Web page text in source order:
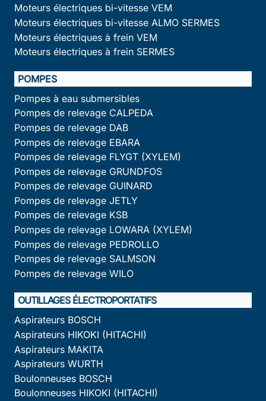
Moteurs électriques bi-vitesse VEM
Moteurs électriques bi-vitesse ALMO SERMES
Moteurs électriques à frein VEM
Moteurs électriques à frein SERMES
POMPES
Pompes à eau submersibles
Pompes de relevage CALPEDA
Pompes de relevage DAB
Pompes de relevage EBARA
Pompes de relevage FLYGT (XYLEM)
Pompes de relevage GRUNDFOS
Pompes de relevage GUINARD
Pompes de relevage JETLY
Pompes de relevage KSB
Pompes de relevage LOWARA (XYLEM)
Pompes de relevage PEDROLLO
Pompes de relevage SALMSON
Pompes de relevage WILO
OUTILLAGES ÉLECTROPORTATIFS
Aspirateurs BOSCH
Aspirateurs HIKOKI (HITACHI)
Aspirateurs MAKITA
Aspirateurs WURTH
Boulonneuses BOSCH
Boulonneuses HIKOKI (HITACHI)